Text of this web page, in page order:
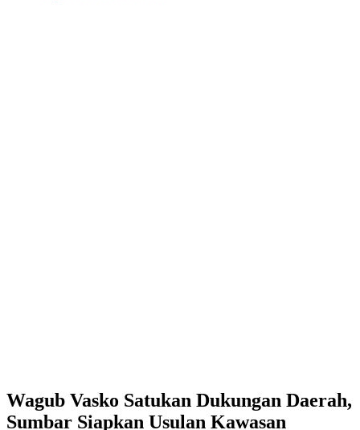
Wagub Vasko Satukan Dukungan Daerah,
Sumbar Siapkan Usulan Kawasan